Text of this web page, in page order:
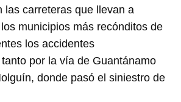
las carreteras que llevan a
municipios más recónditos de
los accidentes
por la vía de Guantánamo
donde pasó el siniestro de